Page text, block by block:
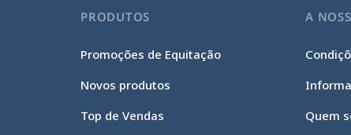
PRODUTOS
Promoções de Equitação
Novos produtos
Top de Vendas
A
Quem